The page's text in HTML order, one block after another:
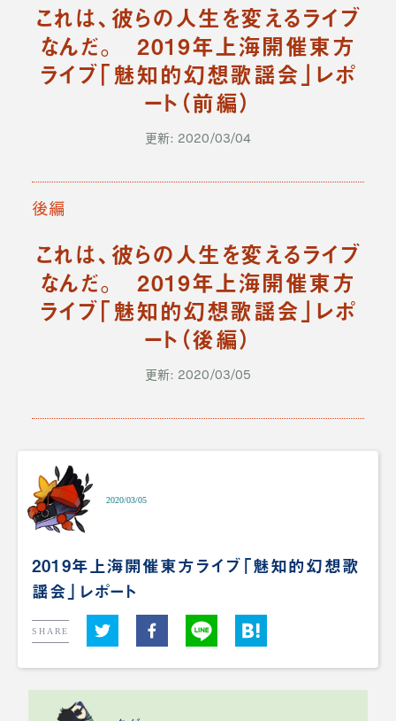
これは、彼らの人生を変えるライブ
なんだ。 2019年上海開催東方
ライブ「魅知的幻想歌謡会」レポ
ート（前編）
更新: 2020/03/04
後編
これは、彼らの人生を変えるライブ
なんだ。 2019年上海開催東方
ライブ「魅知的幻想歌謡会」レポ
ート（後編）
更新: 2020/03/05
2020/03/05
2019年上海開催東方ライブ「魅知的幻想歌
謡会」レポート
SHARE